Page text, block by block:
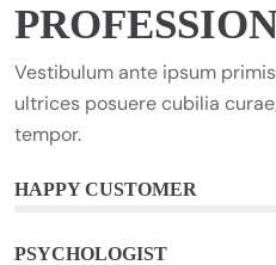
Vestibulum ante ipsum
ultrices posuere cubilia
tempor.
HAPPY CUSTOMER
PSYCHOLOGIST